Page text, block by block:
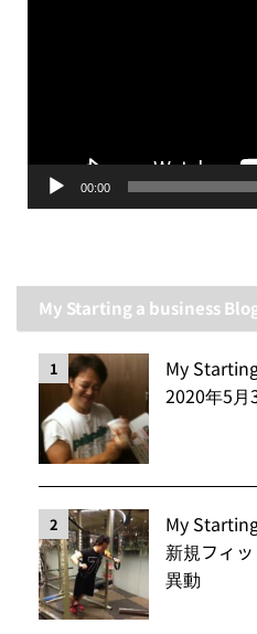
00:00
My Starting a business
1
My
2020年5月
2
My
新規フィ
異動